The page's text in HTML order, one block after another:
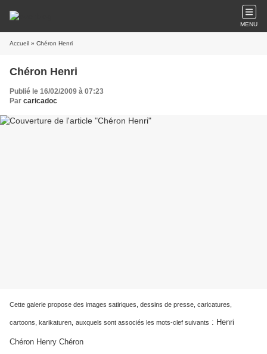
MENU
Accueil » Chéron Henri
Chéron Henri
Publié le 16/02/2009 à 07:23
Par caricadoc
Cette galerie propose des images satiriques, dessins de presse, caricatures,
cartoons, karikaturen, auxquels sont associés les mots-clef suivants : Henri
Chéron Henry Chéron